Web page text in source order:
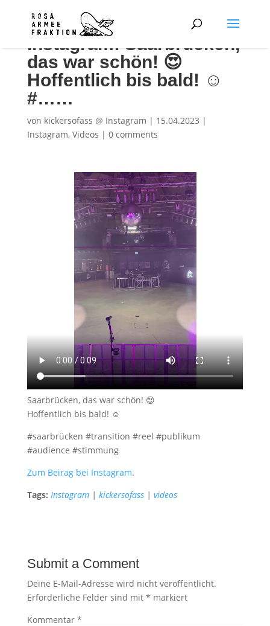
Instagram: Saarbrücken,
das war schön! 😍
Hoffentlich bis bald! ☺️
#……
von kickersofass @ Instagram | 15.04.2023 |
Instagram, Videos | 0 comments
Saarbrücken, das war schön! 😍
Hoffentlich bis bald! ☺️
#saarbrücken #transition #reel #publikum
#audience #stimmung
Zum Beirag bei Instagram.
Tags: Instagram| kickersofass| videos
Submit a Comment
Deine E-Mail-Adresse wird nicht veröffentlicht.
Erforderliche Felder sind mit * markiert
Kommentar *